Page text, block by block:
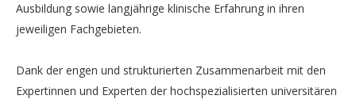
Ausbildung sowie langjährige klinische Erfahrung in ihren
jeweiligen Fachgebieten.
Dank der engen und strukturierten Zusammenarbeit mit den
Expertinnen und Experten der hochspezialisierten universitären